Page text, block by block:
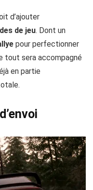
d’ajouter
de jeu. Dont un
pour perfectionner
tout sera accompagné
en partie